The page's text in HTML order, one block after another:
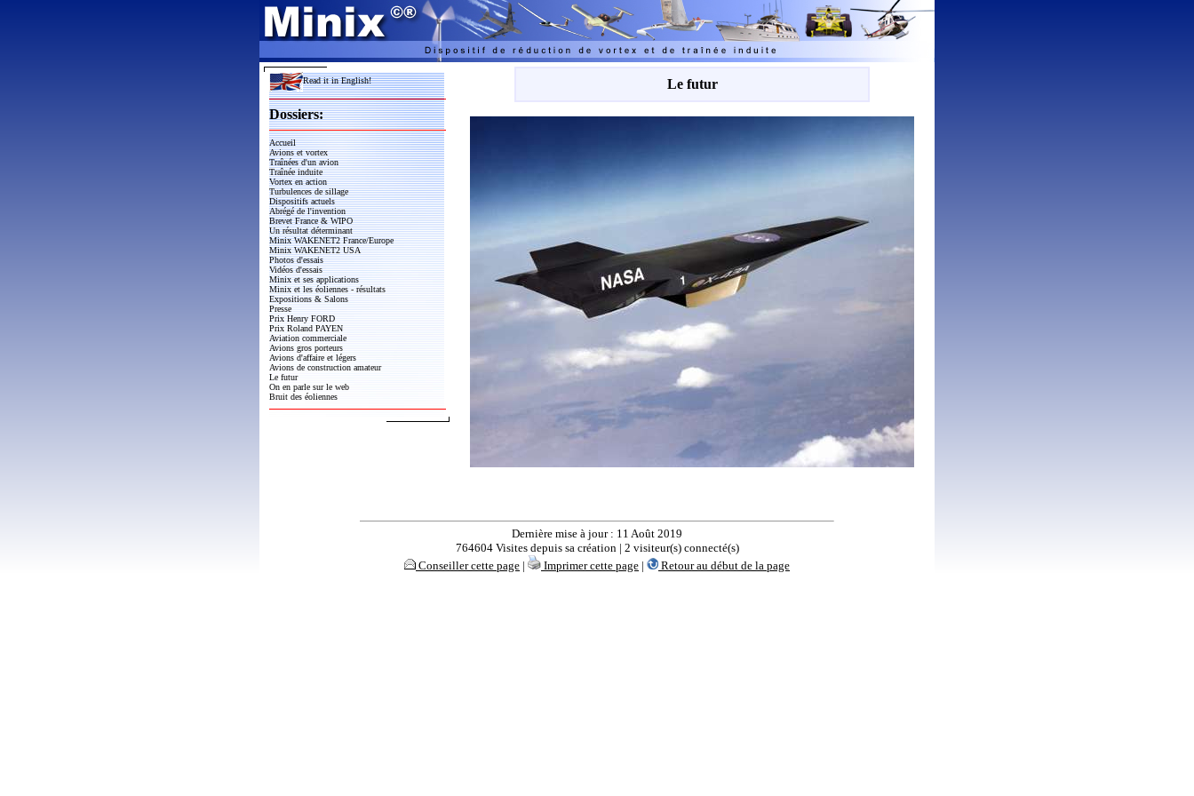
Read it in English!
Dossiers:
Accueil
Avions et vortex
Traînées d'un avion
Traînée induite
Vortex en action
Turbulences de sillage
Dispositifs actuels
Abrégé de l'invention
Brevet France & WIPO
Un résultat déterminant
Minix WAKENET2 France/Europe
Minix WAKENET2 USA
Photos d'essais
Vidéos d'essais
Minix et ses applications
Minix et les éoliennes - résultats
Expositions & Salons
Presse
Prix Henry FORD
Prix Roland PAYEN
Aviation commerciale
Avions gros porteurs
Avions d'affaire et légers
Avions de construction amateur
Le futur
On en parle sur le web
Bruit des éoliennes
Le futur
Dernière mise à jour : 11 Août 2019
764604 Visites depuis sa création | 2 visiteur(s) connecté(s)
Conseiller cette page | Imprimer cette page | Retour au début de la page